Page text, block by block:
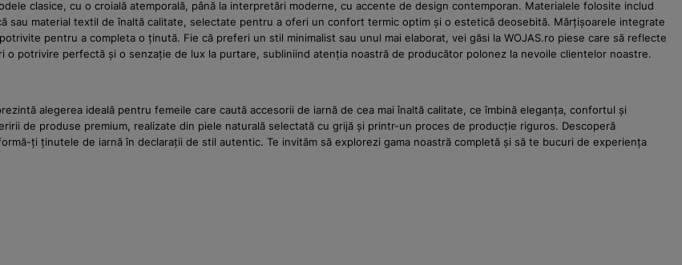
clasice, cu o croială atemporală, până la interpretări moderne, cu accente de design contemporan. Materialele folosite includ
sau material textil de înaltă calitate, selectate pentru a oferi un confort termic optim și o estetică deosebită. Mărțișoarele integrate
pentru a completa o ținută. Fie că preferi un stil minimalist sau unul mai elaborat, vei găsi la WOJAS.ro piese care să reflecte
potrivire perfectă și o senzație de lux la purtare, subliniind atenția noastră de producător polonez la nevoile clientelor noastre.
alegerea ideală pentru femeile care caută accesorii de iarnă de cea mai înaltă calitate, ce îmbină eleganța, confortul și
de produse premium, realizate din piele naturală selectată cu grijă și printr-un proces de producție riguros. Descoperă
ți ținutele de iarnă în declarații de stil autentic. Te invităm să explorezi gama noastră completă și să te bucuri de experiența